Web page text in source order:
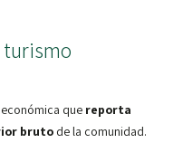
turismo
que reporta
bruto de la comunidad.